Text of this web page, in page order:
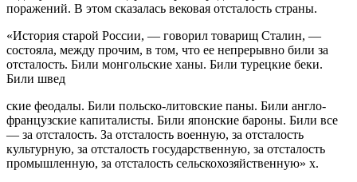
поражений. В этом сказалась вековая отсталость страны.
«История старой России, — говорил товарищ Сталин, —
состояла, между прочим, в том, что ее непрерывно били за
отсталость. Били монгольские ханы. Били турецкие беки.
Били швед
ские феодалы. Били польско-литовские паны. Били англо-
французские капиталисты. Били японские бароны. Били все
— за отсталость. За отсталость военную, за отсталость
культурную, за отсталость государственную, за отсталость
промышленную, за отсталость сельскохозяйственную» х.